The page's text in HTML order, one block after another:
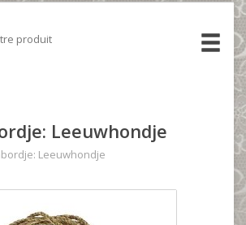
Leeuwhondje
Leeuwhondje